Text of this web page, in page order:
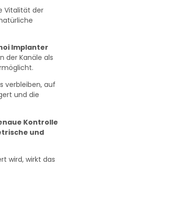
Vitalität der
Implanter
der Kanäle als
verbleiben, auf
und die
Kontrolle
und
wird, wirkt das